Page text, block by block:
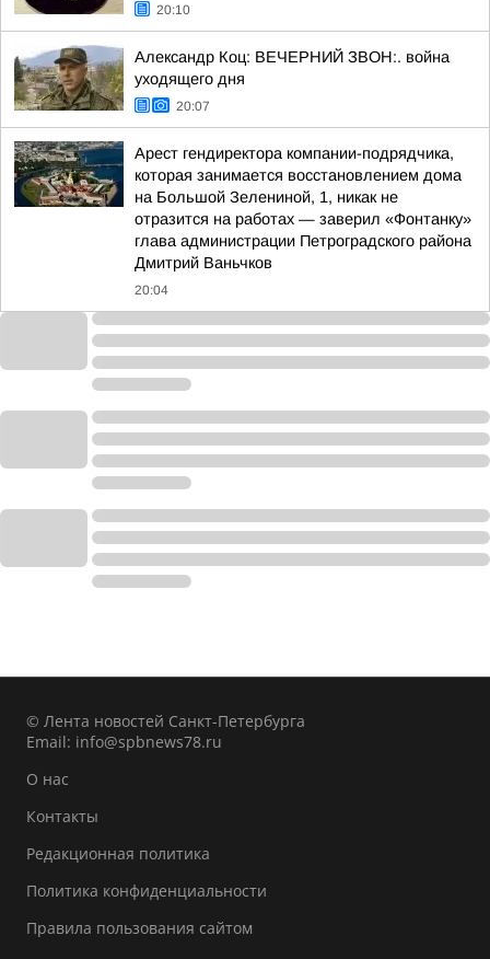
20:10
Александр Коц: ВЕЧЕРНИЙ ЗВОН:. война
уходящего дня
20:07
Арест гендиректора компании-подрядчика,
которая занимается восстановлением дома
на Большой Зелениной, 1, никак не
отразится на работах — заверил «Фонтанку»
глава администрации Петроградского района
Дмитрий Ваньчков
20:04
© Лента новостей Санкт-Петербурга
Email: info@spbnews78.ru
О нас
Контакты
Редакционная политика
Политика конфиденциальности
Правила пользования сайтом